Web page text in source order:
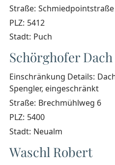
Straße: Schmiedpointstraße
PLZ: 5412
Stadt: Puch
Schörghofer
Einschränkung Details:
Spengler, eingeschränkt
Straße: Brechmühlweg 6
PLZ: 5400
Stadt: Neualm
Waschl Robert